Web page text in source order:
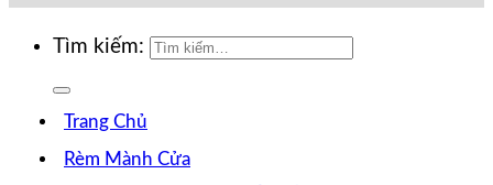
Tìm kiếm:
Trang Chủ
Rèm Mành Cửa